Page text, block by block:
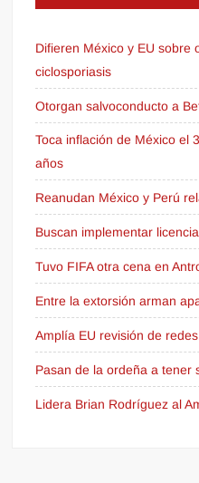
Difieren México y EU sobre
ciclosporiasis
Otorgan salvoconducto a
Toca inflación de México el
años
Reanudan México y Perú
Buscan implementar
Tuvo FIFA otra cena en
Entre la extorsión arman
Amplía EU revisión de
Pasan de la ordeña a tener
Lidera Brian Rodríguez al